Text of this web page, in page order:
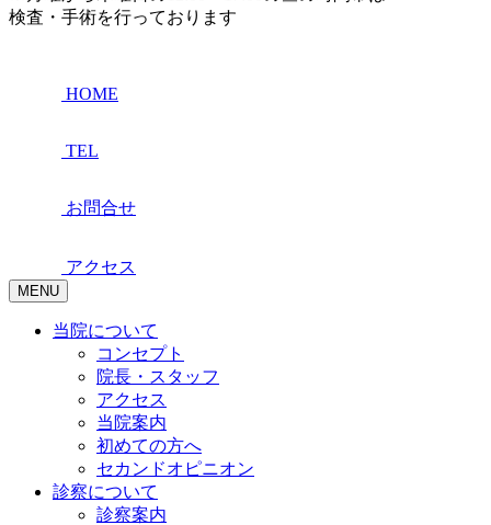
検査・手術を行っております
HOME
TEL
お問合せ
アクセス
MENU
当院について
コンセプト
院長・スタッフ
アクセス
当院案内
初めての方へ
セカンドオピニオン
診察について
診察案内